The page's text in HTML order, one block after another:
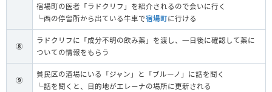
宿場町の医者「ラドクリフ」を紹介されるので会いに行く
└西の停留所から出ている牛車で宿場町に行ける
⑧
ラドクリフに「成分不明の飲み薬」を渡し、一日後に確認して薬に
ついての情報をもらう
⑨
貧民区の酒場にいる「ジャン」と「ブルーノ」に話を聞く
└話を聞くと、目的地がエレーナの場所に更新される